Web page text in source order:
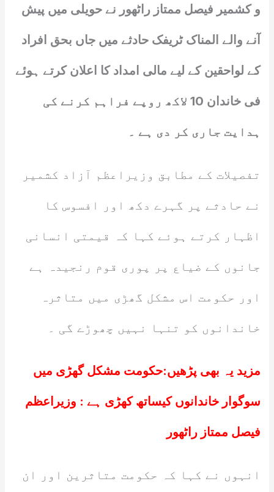
و کشمیر فیصل ممتاز راٹھور نے حویلی میں پیش
آنے والے المناک ٹریفک حادثے میں جاں بحق افراد
کے لواحقین کے لیے مالی امداد کا اعلان کرتے ہوئے
فی خاندان 10 لاکھ روپے فراہم کرنے کی
ہدایت جاری کر دی ہے ۔
تفصیلات کے مطابق وزیراعظم آزاد کشمیر
نے حادثے پر گہرے دکھ اور افسوس کا
اظہار کرتے ہوئے کہا کہ قیمتی انسانی
جانوں کے ضیاع پر پوری قوم رنجیدہ ہے
اور حکومت اس مشکل گھڑی میں متاثرہ
خاندانوں کو تنہا نہیں چھوڑے گی ۔
مزید یہ بھی پڑھیں:حکومت مشکل گھڑی میں
سوگوار خاندانوں کیساتھ کھڑی ہے : وزیراعظم
فیصل ممتاز راٹھور
انہوں نے کہا کہ حکومت متاثرین اور ان